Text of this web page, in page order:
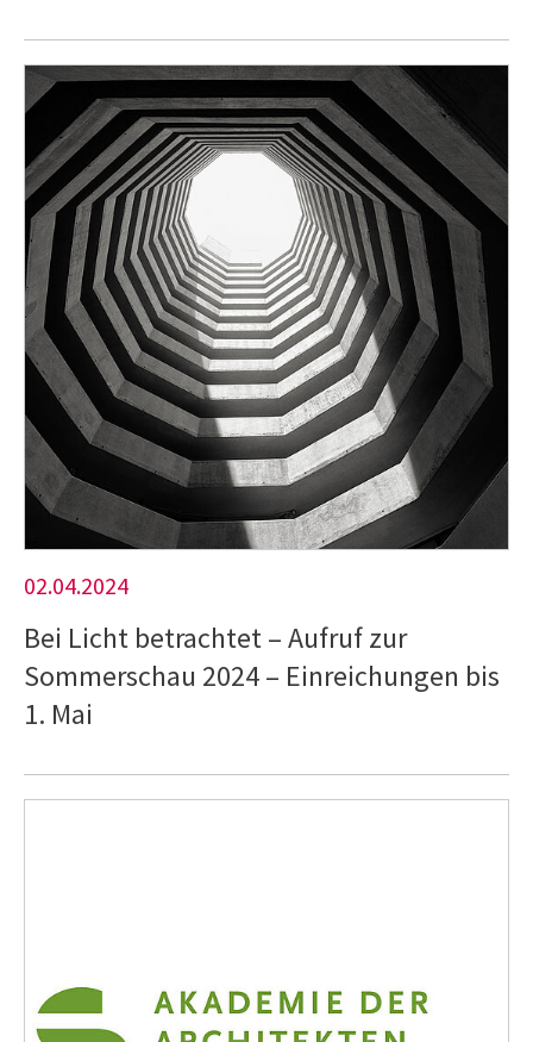
02.04.2024
Bei Licht betrachtet – Aufruf zur
Sommerschau 2024 – Einreichungen bis
1. Mai